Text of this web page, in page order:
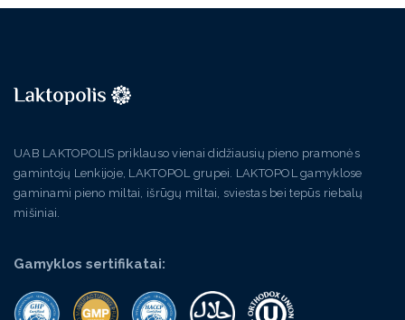
UAB LAKTOPOLIS priklauso vienai didžiausių pieno pramonės
gamintojų Lenkijoje, LAKTOPOL grupei. LAKTOPOL gamyklose
gaminami pieno miltai, išrūgų miltai, sviestas bei tepūs riebalų
mišiniai.
Gamyklos sertifikatai: